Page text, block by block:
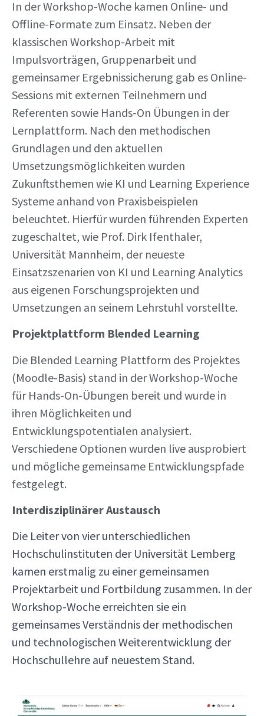
In der Workshop-Woche kamen Online- und
Offline-Formate zum Einsatz. Neben der
klassischen Workshop-Arbeit mit
Impulsvorträgen, Gruppenarbeit und
gemeinsamer Ergebnissicherung gab es Online-
Sessions mit externen Teilnehmern und
Referenten sowie Hands-On Übungen in der
Lernplattform. Nach den methodischen
Grundlagen und den aktuellen
Umsetzungsmöglichkeiten wurden
Zukunftsthemen wie KI und Learning Experience
Systeme anhand von Praxisbeispielen
beleuchtet. Hierfür wurden führenden Experten
zugeschaltet, wie Prof. Dirk Ifenthaler,
Universität Mannheim, der neueste
Einsatzszenarien von KI und Learning Analytics
aus eigenen Forschungsprojekten und
Umsetzungen an seinem Lehrstuhl vorstellte.
Projektplattform Blended Learning
Die Blended Learning Plattform des Projektes
(Moodle-Basis) stand in der Workshop-Woche
für Hands-On-Übungen bereit und wurde in
ihren Möglichkeiten und
Entwicklungspotentialen analysiert.
Verschiedene Optionen wurden live ausprobiert
und mögliche gemeinsame Entwicklungspfade
festgelegt.
Interdisziplinärer Austausch
Die Leiter von vier unterschiedlichen
Hochschulinstituten der Universität Lemberg
kamen erstmalig zu einer gemeinsamen
Projektarbeit und Fortbildung zusammen. In der
Workshop-Woche erreichten sie ein
gemeinsames Verständnis der methodischen
und technologischen Weiterentwicklung der
Hochschullehre auf neuestem Stand.